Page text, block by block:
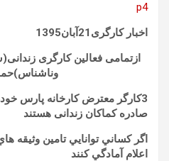
p4
اخبار کارگری21آبان1395
ازتمامی فعالین کارگری
3کارگر معترض کارخانه پارس
صادره کماکان زندانی هستند
اگر كساني توانايي تامين وثيقه
اعلام آمادگي كنند